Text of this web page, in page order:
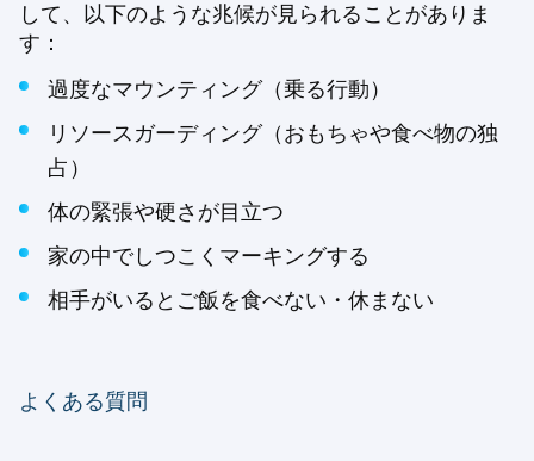
して、以下のような兆候が見られることがありま
す：
過度なマウンティング（乗る行動）
リソースガーディング（おもちゃや食べ物の独
占）
体の緊張や硬さが目立つ
家の中でしつこくマーキングする
相手がいるとご飯を食べない・休まない
よくある質問